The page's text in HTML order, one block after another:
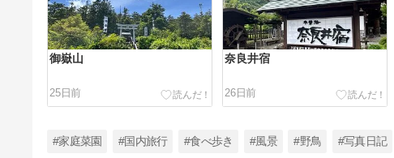
御嶽山
25日前
奈良井宿
26日前
#家庭菜園 #国内旅行 #食べ歩き #風景 #野鳥 #写真日記